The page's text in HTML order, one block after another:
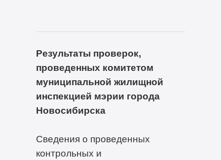
Результаты проверок,
проведенных комитетом
муниципальной жилищной
инспекцией мэрии города
Новосибирска
Сведения о проведенных
контрольных и